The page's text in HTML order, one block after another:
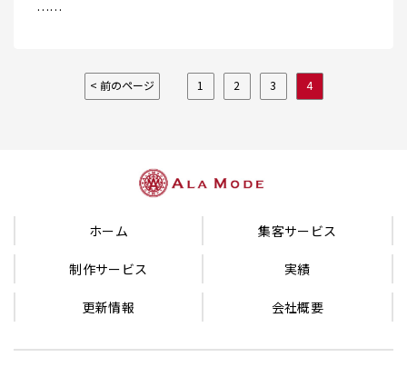
……
< 前のページ 1 2 3 4
ホーム 集客サービス
制作サービス 実績
更新情報 会社概要